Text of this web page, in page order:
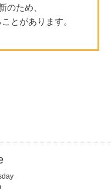
のため、
とがあります。